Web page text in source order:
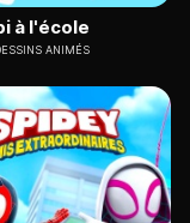
à l'école
ANIMÉS